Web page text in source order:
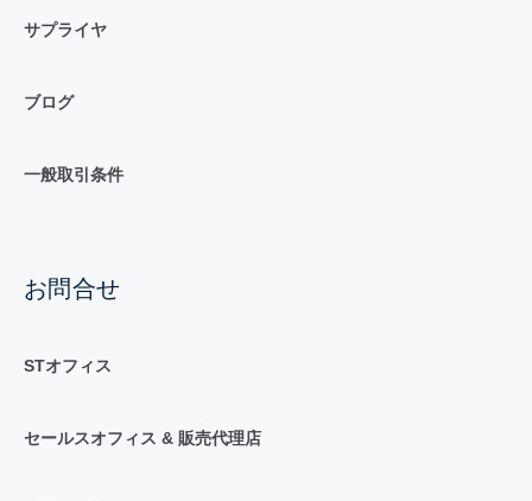
サプライヤ
ブログ
一般取引条件
お問合せ
STオフィス
セールスオフィス & 販売代理店